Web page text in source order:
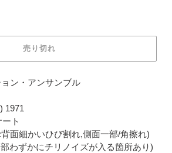
売り切れ
ン・アンサンブル
1971
ト
面細かいひび割れ,側面一部/角擦れ)
わずかにチリノイズが入る箇所あり)